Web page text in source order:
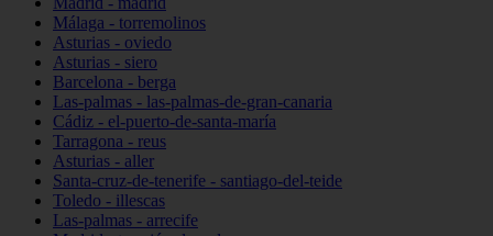
Málaga - torremolinos
Asturias - oviedo
Asturias - siero
Barcelona - berga
Las-palmas - las-palmas-de-gran-canaria
Cádiz - el-puerto-de-santa-maría
Tarragona - reus
Asturias - aller
Santa-cruz-de-tenerife - santiago-del-teide
Toledo - illescas
Las-palmas - arrecife